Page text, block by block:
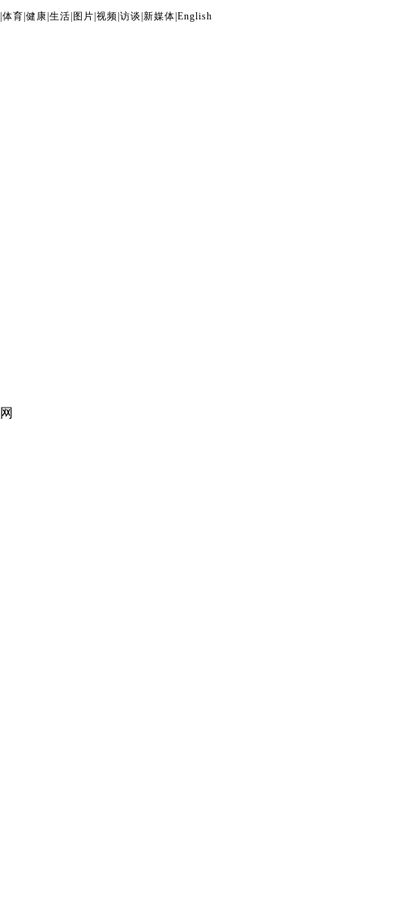
体育 健康 生活 图片 视频 访谈 新媒体 English